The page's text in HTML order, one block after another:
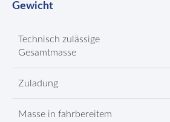
Gewicht
Technisch zulässige
Gesamtmasse
Zuladung
Masse in fahrbereitem